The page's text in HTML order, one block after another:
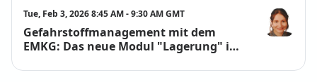
Tue, Feb 3, 2026 8:45 AM - 9:30 AM GMT
Gefahrstoffmanagement mit dem
EMKG: Das neue Modul "Lagerung" im
Edith-Marie